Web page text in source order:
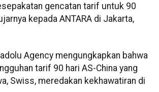
gencatan tarif untuk 90
kepada ANTARA di Jakarta,
Agency mengungkapkan bahwa
tarif 90 hari AS-China yang
Swiss, meredakan kekhawatiran di